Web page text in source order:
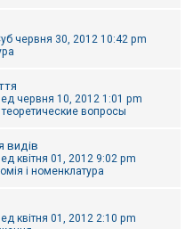
червня 30, 2012 10:42 pm
червня 10, 2012 1:01 pm
теоретические вопросы
видів
квітня 01, 2012 9:02 pm
і номенклатура
квітня 01, 2012 2:10 pm